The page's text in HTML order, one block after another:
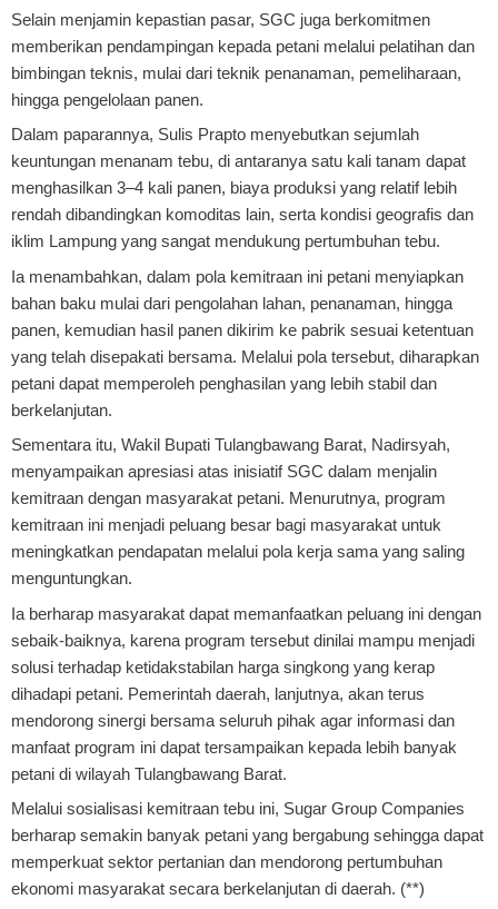
Selain menjamin kepastian pasar, SGC juga berkomitmen
memberikan pendampingan kepada petani melalui pelatihan dan
bimbingan teknis, mulai dari teknik penanaman, pemeliharaan,
hingga pengelolaan panen.
Dalam paparannya, Sulis Prapto menyebutkan sejumlah
keuntungan menanam tebu, di antaranya satu kali tanam dapat
menghasilkan 3–4 kali panen, biaya produksi yang relatif lebih
rendah dibandingkan komoditas lain, serta kondisi geografis dan
iklim Lampung yang sangat mendukung pertumbuhan tebu.
Ia menambahkan, dalam pola kemitraan ini petani menyiapkan
bahan baku mulai dari pengolahan lahan, penanaman, hingga
panen, kemudian hasil panen dikirim ke pabrik sesuai ketentuan
yang telah disepakati bersama. Melalui pola tersebut, diharapkan
petani dapat memperoleh penghasilan yang lebih stabil dan
berkelanjutan.
Sementara itu, Wakil Bupati Tulangbawang Barat, Nadirsyah,
menyampaikan apresiasi atas inisiatif SGC dalam menjalin
kemitraan dengan masyarakat petani. Menurutnya, program
kemitraan ini menjadi peluang besar bagi masyarakat untuk
meningkatkan pendapatan melalui pola kerja sama yang saling
menguntungkan.
Ia berharap masyarakat dapat memanfaatkan peluang ini dengan
sebaik-baiknya, karena program tersebut dinilai mampu menjadi
solusi terhadap ketidakstabilan harga singkong yang kerap
dihadapi petani. Pemerintah daerah, lanjutnya, akan terus
mendorong sinergi bersama seluruh pihak agar informasi dan
manfaat program ini dapat tersampaikan kepada lebih banyak
petani di wilayah Tulangbawang Barat.
Melalui sosialisasi kemitraan tebu ini, Sugar Group Companies
berharap semakin banyak petani yang bergabung sehingga dapat
memperkuat sektor pertanian dan mendorong pertumbuhan
ekonomi masyarakat secara berkelanjutan di daerah. (**)